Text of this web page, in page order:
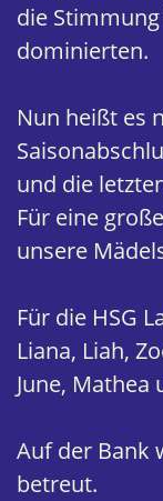
die
dominierten.
Nun heißt es
und die
Für eine
unsere
Für die HSG
Liana, Liah,
June, Mathea
Auf der Bank
betreut.